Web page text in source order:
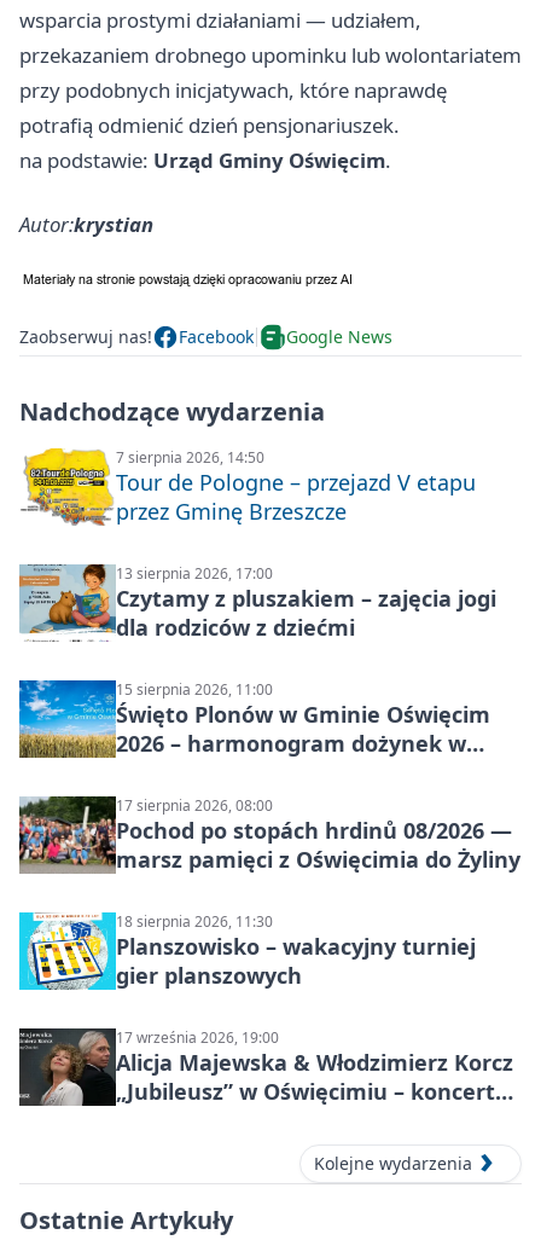
wsparcia prostymi działaniami — udziałem,
przekazaniem drobnego upominku lub wolontariatem
przy podobnych inicjatywach, które naprawdę
potrafią odmienić dzień pensjonariuszek.
na podstawie: Urząd Gminy Oświęcim.
Autor:krystian
Zaobserwuj nas! Facebook Google News
Nadchodzące wydarzenia
7 sierpnia 2026, 14:50
Tour de Pologne – przejazd V etapu
przez Gminę Brzeszcze
13 sierpnia 2026, 17:00
Czytamy z pluszakiem – zajęcia jogi
dla rodziców z dziećmi
15 sierpnia 2026, 11:00
Święto Plonów w Gminie Oświęcim
2026 – harmonogram dożynek w
17 sierpnia 2026, 08:00
Pochod po stopách hrdinů 08/2026 —
marsz pamięci z Oświęcimia do Żyliny
18 sierpnia 2026, 11:30
Planszowisko – wakacyjny turniej
gier planszowych
17 września 2026, 19:00
Alicja Majewska & Włodzimierz Korcz
„Jubileusz” w Oświęcimiu – koncert
Kolejne wydarzenia
Ostatnie Artykuły